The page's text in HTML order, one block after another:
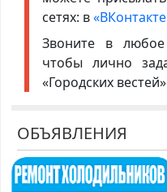
сетях: в
Звоните в
чтобы лично
«Городских
ОБЪЯВЛЕНИЯ